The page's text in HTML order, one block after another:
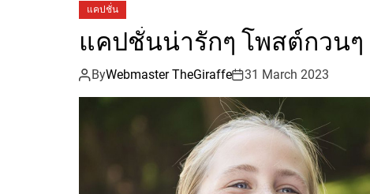
แคปชั่น
แคปชั่นน่ารักๆ โพสต์กวนๆ
ByWebmaster TheGiraffe 31 March 2023